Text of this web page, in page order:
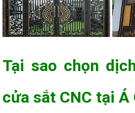
Tại sao chọn
cửa sắt CNC tại Á